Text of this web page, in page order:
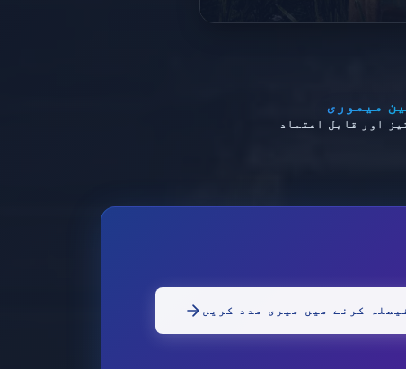
میموری
اور قابل اعتماد
کرنے میں میری مدد کریں